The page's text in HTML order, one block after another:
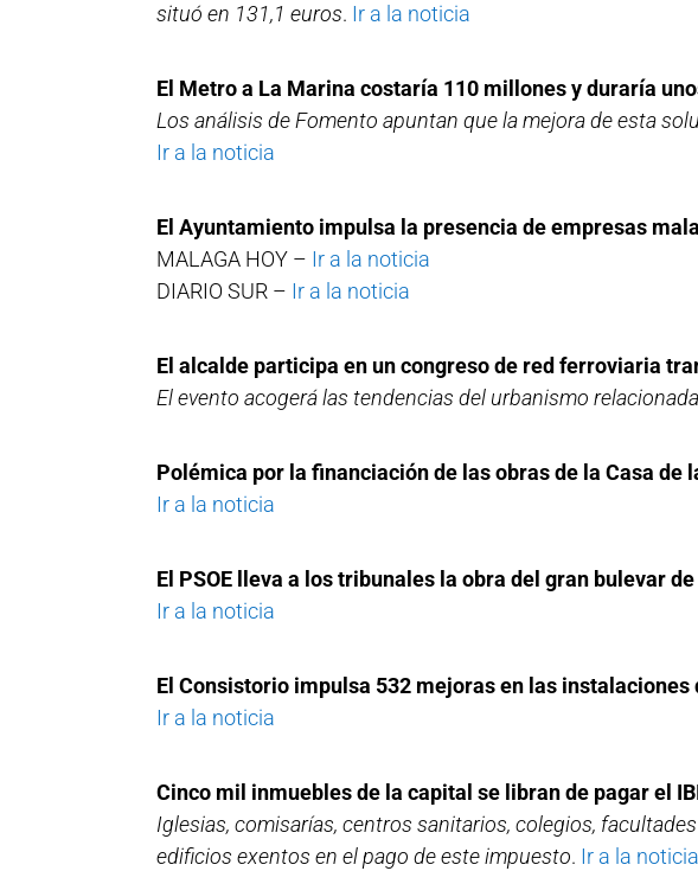
situó en 131,1 euros. Ir a la noticia
El Metro a La Marina costaría 110 millones y duraría
Los análisis de Fomento apuntan que la mejora de esta
Ir a la noticia
El Ayuntamiento impulsa la presencia de empresas
MALAGA HOY – Ir a la noticia
DIARIO SUR – Ir a la noticia
El alcalde participa en un congreso de red ferroviaria
El evento acogerá las tendencias del urbanismo
Polémica por la financiación de las obras de la Casa de
Ir a la noticia
El PSOE lleva a los tribunales la obra del gran bulevar
Ir a la noticia
El Consistorio impulsa 532 mejoras en las instalaciones
Ir a la noticia
Cinco mil inmuebles de la capital se libran de pagar el
Iglesias, comisarías, centros sanitarios, colegios,
edificios exentos en el pago de este impuesto. Ir a la noticia